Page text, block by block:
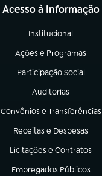
Acesso à Informação
Institucional
(abre em nova aba)
Ações e Programas
(abre em nova aba)
Participação Social
(abre em nova aba)
Auditorias
(abre em nova aba)
Convênios e Transferências
(abre em nova aba)
Receitas e Despesas
(abre em nova aba)
Licitações e Contratos
(abre em nova aba)
Empregados Públicos
(abre em nova aba)